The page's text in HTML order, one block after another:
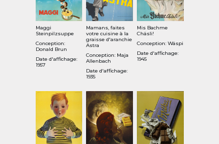
Maggi
Steinpilzsuppe
Conception:
Donald Brun
Date d'affichage:
1957
Mamans, faites
votre cuisine à la
graisse d'aranchie
Astra
Conception: Maja
Allenbach
Date d'affichage:
1935
Mis Bachme
Chäsli!
Conception: Wäspi
Date d'affichage:
1945